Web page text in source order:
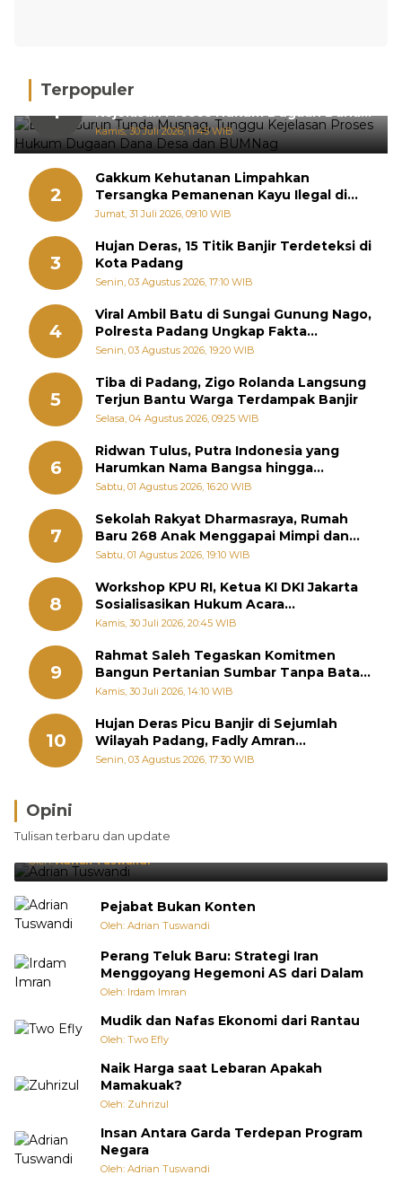
Terpopuler
1
BPRN Gurun Tunda Musnag, Tunggu
Kejelasan Proses Hukum Dugaan Dana
Desa dan BUMNag
Kamis, 30 Juli 2026, 11:45 WIB
2
Gakkum Kehutanan Limpahkan
Tersangka Pemanenan Kayu Ilegal di
Sariak Bayang ke Kejari Solok
Jumat, 31 Juli 2026, 09:10 WIB
3
Hujan Deras, 15 Titik Banjir Terdeteksi di
Kota Padang
Senin, 03 Agustus 2026, 17:10 WIB
4
Viral Ambil Batu di Sungai Gunung Nago,
Polresta Padang Ungkap Fakta
Sebenarnya
Senin, 03 Agustus 2026, 19:20 WIB
5
Tiba di Padang, Zigo Rolanda Langsung
Terjun Bantu Warga Terdampak Banjir
Selasa, 04 Agustus 2026, 09:25 WIB
6
Ridwan Tulus, Putra Indonesia yang
Harumkan Nama Bangsa hingga
Diabadikan dalam Buku Jepang
Sabtu, 01 Agustus 2026, 16:20 WIB
7
Sekolah Rakyat Dharmasraya, Rumah
Baru 268 Anak Menggapai Mimpi dan
Memutus Rantai Kemiskinan
Sabtu, 01 Agustus 2026, 19:10 WIB
8
Workshop KPU RI, Ketua KI DKI Jakarta
Sosialisasikan Hukum Acara
Penyelesaian Sengketa Informasi Publik
Kamis, 30 Juli 2026, 20:45 WIB
9
Rahmat Saleh Tegaskan Komitmen
Bangun Pertanian Sumbar Tanpa Batas
Wilayah Dapil
Kamis, 30 Juli 2026, 14:10 WIB
10
Hujan Deras Picu Banjir di Sejumlah
Wilayah Padang, Fadly Amran
Perintahkan OPD Siaga
Senin, 03 Agustus 2026, 17:30 WIB
Opini
Tulisan terbaru dan update
Brasil Lebih Diunggulkan, tetapi Jepang Selalu
Punya Cara Membuat Kejutan
Oleh:Adrian Tuswandi
Pejabat Bukan Konten
Oleh: Adrian Tuswandi
Perang Teluk Baru: Strategi Iran
Menggoyang Hegemoni AS dari Dalam
Oleh: Irdam Imran
Mudik dan Nafas Ekonomi dari Rantau
Oleh: Two Efly
Naik Harga saat Lebaran Apakah
Mamakuak?
Oleh: Zuhrizul
Insan Antara Garda Terdepan Program
Negara
Oleh: Adrian Tuswandi